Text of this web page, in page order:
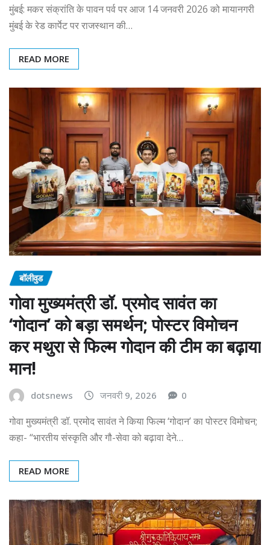
मुंबई: मकर संक्रांति के पावन पर्व पर आज 14 जनवरी 2026 को मायानगरी
मुंबई के रेड कार्पेट पर राजस्थान की…
READ MORE
बॉलीवुड
गोवा मुख्यमंत्री डॉ. प्रमोद सावंत का
‘गोदान’ को बड़ा समर्थन; पोस्टर विमोचन
कर मथुरा से फिल्म गोदान की टीम का बढ़ाया
मान!
dotsnews जनवरी 9, 2026 0
गोवा मुख्यमंत्री डॉ. प्रमोद सावंत ने किया फिल्म ‘गोदान’ का पोस्टर विमोचन;
कहा- “भारतीय संस्कृति और गौ-सेवा को बढ़ावा देने…
READ MORE